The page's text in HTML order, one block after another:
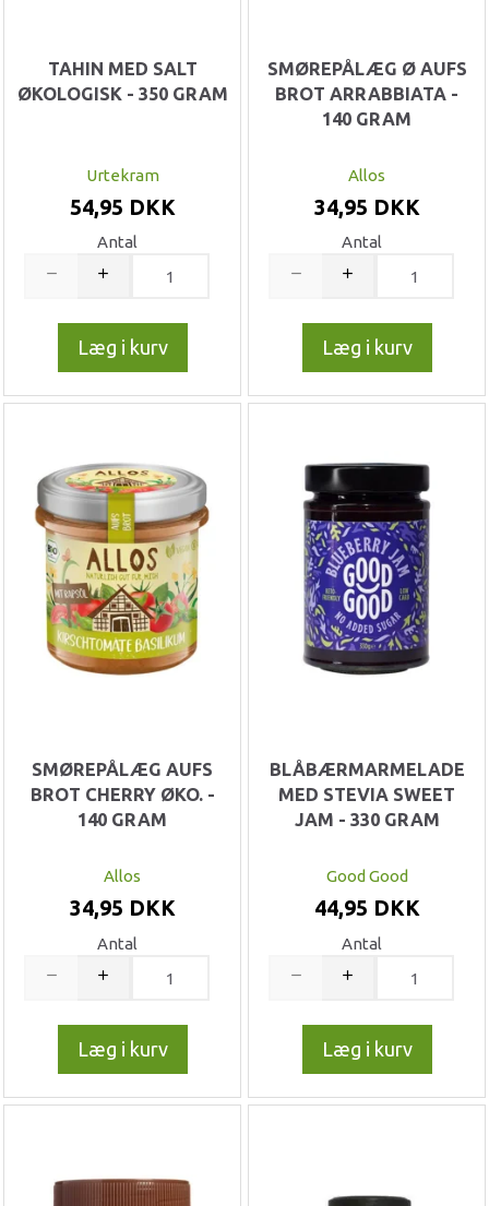
TAHIN MED SALT
ØKOLOGISK - 350 GRAM
Urtekram
54,95 DKK
Antal
Læg i kurv
SMØREPÅLÆG Ø AUFS
BROT ARRABBIATA -
140 GRAM
Allos
34,95 DKK
Antal
Læg i kurv
SMØREPÅLÆG AUFS
BROT CHERRY ØKO. -
140 GRAM
Allos
34,95 DKK
Antal
Læg i kurv
BLÅBÆRMARMELADE
MED STEVIA SWEET
JAM - 330 GRAM
Good Good
44,95 DKK
Antal
Læg i kurv